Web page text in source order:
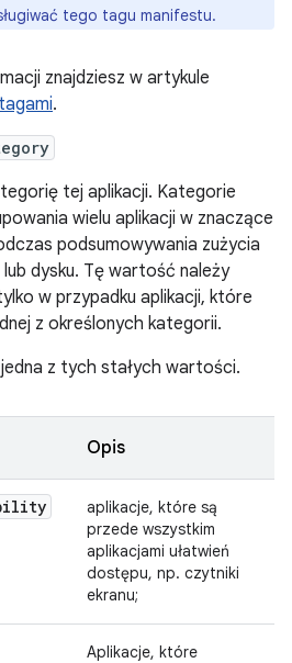
tego tagu manifestu.
znajdziesz w artykule
.
tej aplikacji. Kategorie
wielu aplikacji w znaczące
podsumowywania zużycia
dysku. Tę wartość należy
w przypadku aplikacji, które
z określonych kategorii.
z tych stałych wartości.
Opis
aplikacje, które są
przede wszystkim
aplikacjami ułatwień
dostępu, np. czytniki
ekranu;
Aplikacje, które